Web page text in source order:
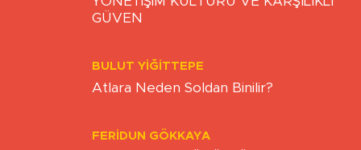
YÖNETİŞİM KÜLTÜRÜ VE KARŞILIKLI
GÜVEN
BULUT YİĞİTTEPE
Atlara Neden Soldan Binilir?
FERIDUN GÖKKAYA